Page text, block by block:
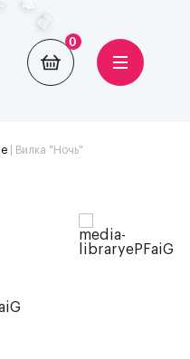
0
| Вилка "Ночь"